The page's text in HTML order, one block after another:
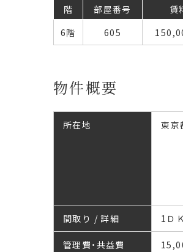
階 部屋番号 賃
6階
605
物件概要
所在地 東京
間取り / 詳細 1Ｄ
管理費・共益費